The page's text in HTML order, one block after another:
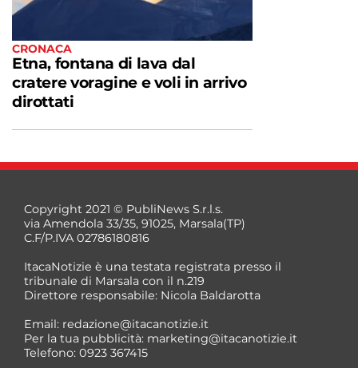
CRONACA
Etna, fontana di lava dal
cratere voragine e voli in arrivo
dirottati
Copyright 2021 © PubliNews S.r.l.s.
via Amendola 33/35, 91025, Marsala(TP)
C.F/P.IVA 02786180816
ItacaNotizie è una testata registrata presso il
tribunale di Marsala con il n.219
Direttore responsabile: Nicola Baldarotta
Email: redazione@itacanotizie.it
Per la tua pubblicità: marketing@itacanotizie.it
Telefono: 0923 367415